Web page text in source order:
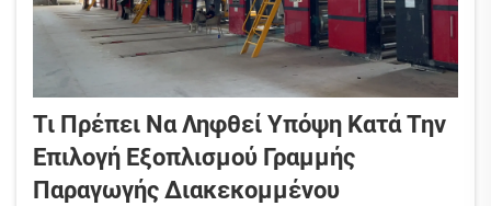
Τι Πρέπει Να Ληφθεί Υπόψη Κατά Την
Επιλογή Εξοπλισμού Γραμμής
Παραγωγής Διακεκομμένου